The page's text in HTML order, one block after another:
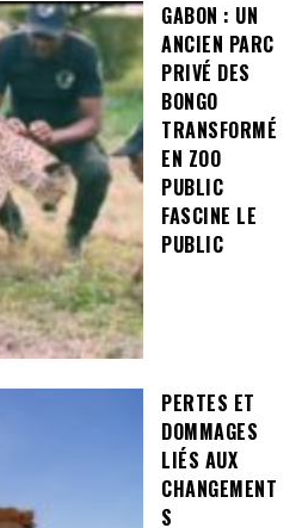
GABON : UN
ANCIEN PARC
PRIVÉ DES
BONGO
TRANSFORMÉ
EN ZOO
PUBLIC
FASCINE LE
PUBLIC
PERTES ET
DOMMAGES
LIÉS AUX
CHANGEMENT
S